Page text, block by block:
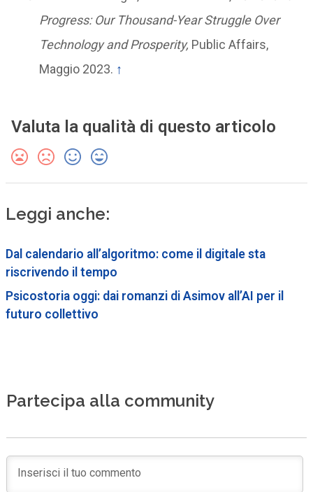
Progress: Our Thousand-Year Struggle Over
Technology and Prosperity, Public Affairs,
Maggio 2023. ↑
Valuta la qualità di questo articolo
Leggi anche:
Dal calendario all’algoritmo: come il digitale sta
riscrivendo il tempo
Psicostoria oggi: dai romanzi di Asimov all’AI per il
futuro collettivo
Partecipa alla community